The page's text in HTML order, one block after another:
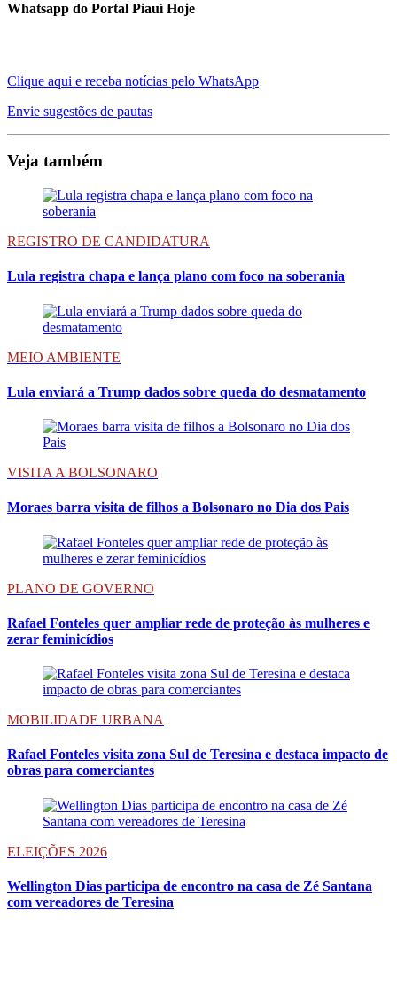
Whatsapp do Portal Piauí Hoje
Clique aqui e receba notícias pelo WhatsApp
Envie sugestões de pautas
Veja também
REGISTRO DE CANDIDATURA
Lula registra chapa e lança plano com foco na soberania
MEIO AMBIENTE
Lula enviará a Trump dados sobre queda do desmatamento
VISITA A BOLSONARO
Moraes barra visita de filhos a Bolsonaro no Dia dos Pais
PLANO DE GOVERNO
Rafael Fonteles quer ampliar rede de proteção às mulheres e
zerar feminicídios
MOBILIDADE URBANA
Rafael Fonteles visita zona Sul de Teresina e destaca impacto de
obras para comerciantes
ELEIÇÕES 2026
Wellington Dias participa de encontro na casa de Zé Santana
com vereadores de Teresina